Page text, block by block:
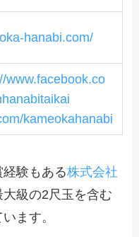
hanabi.com/
www.facebook.co
kameokahanabi
経験もある株式会社
級の2尺玉を含む
ます。